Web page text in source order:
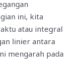
ini, kita
atau integral
linier antara
mengarah pada